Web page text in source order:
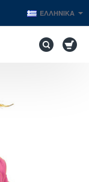
ΕΛΛΗΝΙΚΆ